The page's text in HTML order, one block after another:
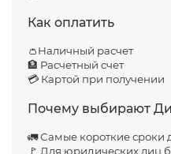
Как оплатить
👛Наличный расчет
🏦 Расчетный счет
💳 Картой при получении
Почему выбирают
🚛 Самые короткие сроки
🚩 Для юридических лиц